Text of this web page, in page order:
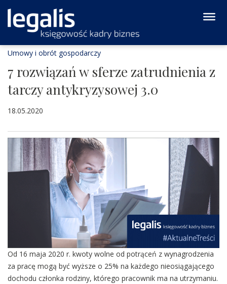
Umowy i obrót gospodarczy
7 rozwiązań w sferze zatrudnienia z
tarczy antykryzysowej 3.0
18.05.2020
Od 16 maja 2020 r. kwoty wolne od potrąceń z wynagrodzenia
za pracę mogą być wyższe o 25% na każdego nieosiągającego
dochodu członka rodziny, którego pracownik ma na utrzymaniu.